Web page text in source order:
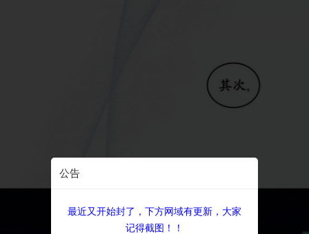
公告
最近又开始封了，下方网域有更新，大家
记得截图！！